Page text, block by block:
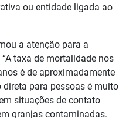
ou entidade ligada ao
a atenção para a
taxa de mortalidade nos
é de aproximadamente
direta para pessoas é muito
situações de contato
granjas contaminadas.